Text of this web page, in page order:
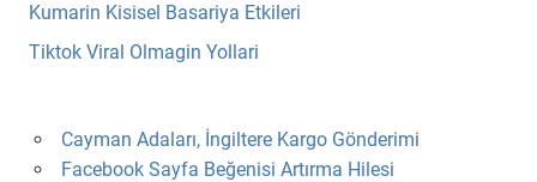
Kumarin Kisisel Basariya Etkileri
Tiktok Viral Olmagin Yollari
Cayman Adaları, İngiltere Kargo Gönderimi
Facebook Sayfa Beğenisi Artırma Hilesi